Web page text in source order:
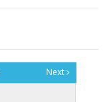
Next